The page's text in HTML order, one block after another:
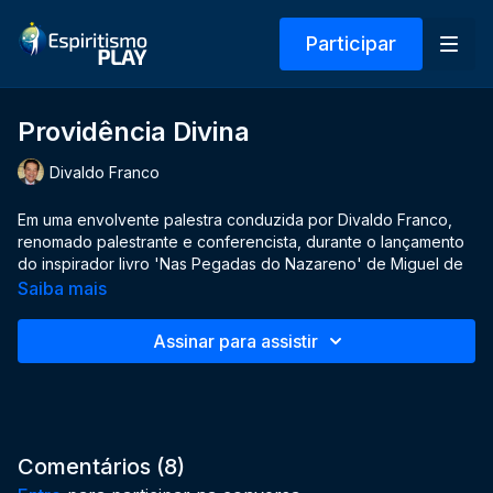
Participar
Providência Divina
Divaldo Franco
Em uma envolvente palestra conduzida por Divaldo Franco,
renomado palestrante e conferencista, durante o lançamento
do inspirador livro 'Nas Pegadas do Nazareno' de Miguel de
Jesus Sardano, somos transportados através de relatos
surpreendentes sobre fenômenos paranormais, como aquele
Divaldo Franco tece uma teia de conhecimento que abrange
Saiba mais
Assinar para assistir
Comentários (8)